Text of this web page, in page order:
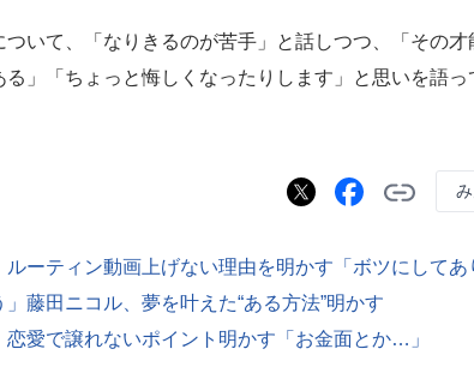
ついて、「なりきるのが苦手」と話しつつ、「その才
る」「ちょっと悔しくなったりします」と思いを語っ
ーティン動画上げない理由を明かす「ボツにしてあ
」藤田ニコル、夢を叶えた“ある方法”明かす
恋愛で譲れないポイント明かす「お金面とか…」